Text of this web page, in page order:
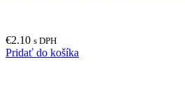
€2.10 s DPH
Pridať do košíka